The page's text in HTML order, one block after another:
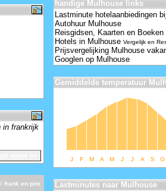
in frankrijk
frank en pim
handige Mulhouse links
Lastminute hotelaanbiedingen
Autohuur Mulhouse
Reisgidsen, Kaarten en Boeken
Hotels in Mulhouse Vergelijk en
Prijsvergelijking Mulhouse
Googlen op Mulhouse
Gemiddelde temperatuur
J F M A M J J A S O
Lastminutes naar Mulhouse